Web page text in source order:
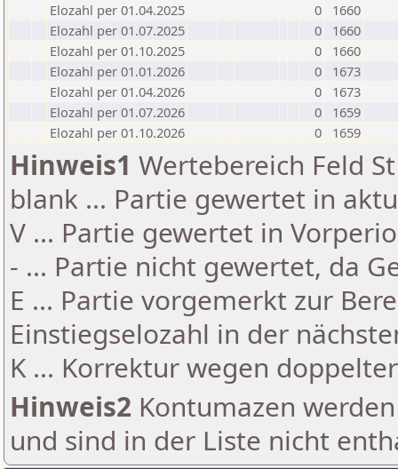
Elozahl per 01.04.2025
0
1660
Elozahl per 01.07.2025
0
1660
Elozahl per 01.10.2025
0
1660
Elozahl per 01.01.2026
0
1673
Elozahl per 01.04.2026
0
1673
Elozahl per 01.07.2026
0
1659
Elozahl per 01.10.2026
0 1659
Hinweis1 Wertebereich Feld
blank ... Partie gewertet in
V ... Partie gewertet in
- ... Partie nicht gewertet, da
E ... Partie vorgemerkt zur
Einstiegselozahl in der
K ... Korrektur wegen
Hinweis2 Kontumazen
und sind in der Liste nicht